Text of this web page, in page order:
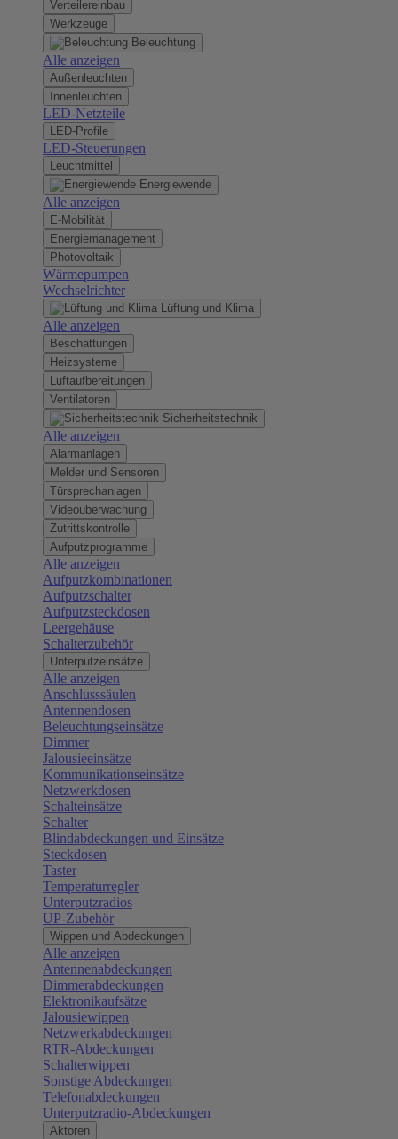
Verteilereinbau
Werkzeuge
Beleuchtung
Alle anzeigen
Außenleuchten
Innenleuchten
LED-Netzteile
LED-Profile
LED-Steuerungen
Leuchtmittel
Energiewende
Alle anzeigen
E-Mobilität
Energiemanagement
Photovoltaik
Wärmepumpen
Wechselrichter
Lüftung und Klima
Alle anzeigen
Beschattungen
Heizsysteme
Luftaufbereitungen
Ventilatoren
Sicherheitstechnik
Alle anzeigen
Alarmanlagen
Melder und Sensoren
Türsprechanlagen
Videoüberwachung
Zutrittskontrolle
Aufputzprogramme
Alle anzeigen
Aufputzkombinationen
Aufputzschalter
Aufputzsteckdosen
Leergehäuse
Schalterzubehör
Unterputzeinsätze
Alle anzeigen
Anschlusssäulen
Antennendosen
Beleuchtungseinsätze
Dimmer
Jalousieeinsätze
Kommunikationseinsätze
Netzwerkdosen
Schalteinsätze
Schalter
Blindabdeckungen und Einsätze
Steckdosen
Taster
Temperaturregler
Unterputzradios
UP-Zubehör
Wippen und Abdeckungen
Alle anzeigen
Antennenabdeckungen
Dimmerabdeckungen
Elektronikaufsätze
Jalousiewippen
Netzwerkabdeckungen
RTR-Abdeckungen
Schalterwippen
Sonstige Abdeckungen
Telefonabdeckungen
Unterputzradio-Abdeckungen
Aktoren